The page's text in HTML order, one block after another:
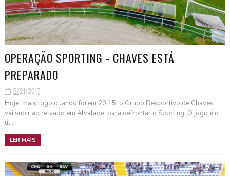
OPERAÇÃO SPORTING - CHAVES ESTÁ
PREPARADO
5/21/2017
Hoje, mais logo quando forem 20:15, o Grupo Desportivo de Chaves
vai subir ao relvado em Alvalade, para defrontar o Sporting. O jogo é o
úl...
LER MAIS